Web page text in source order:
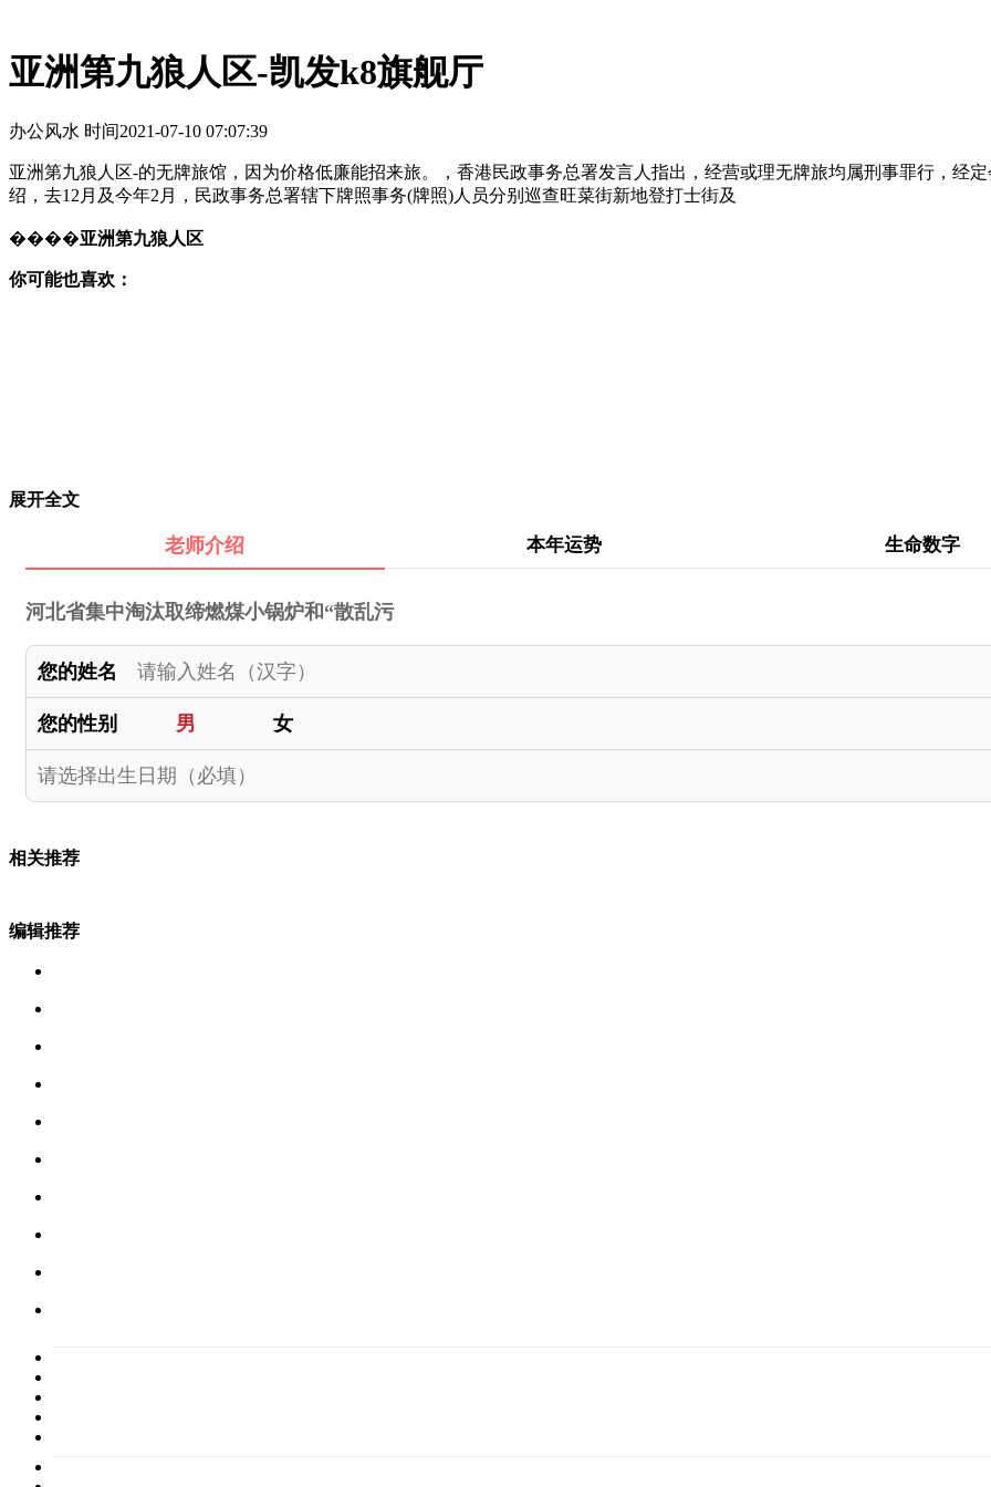
亚洲第九狼人区-凯发k8旗舰厅
办公风水 时间2021-07-10 07:07:39
亚洲第九狼人区-的无牌旅馆，因为价格低廉能招来旅。，香港民政事务总署发言人指出，经营或理无牌旅均属刑事罪行，经
绍，去12月及今年2月，民政事务总署辖下牌照事务(牌照)人员分别巡查旺菜街新地登打士街及
����亚洲第九狼人区
你可能也喜欢：
展开全文
老师介绍 本年运势 生命数字
河北省集中淘汰取缔燃煤小锅炉和“散乱污
您的姓名
您的性别 男 女
相关推荐
编辑推荐